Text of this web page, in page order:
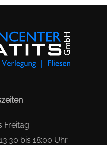
Freitag
bis 18:00 Uhr